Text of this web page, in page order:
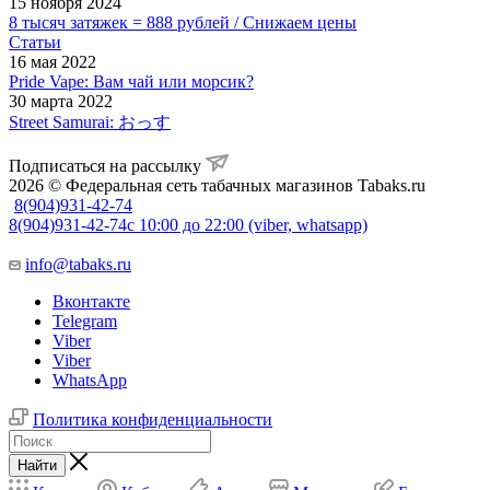
8 тысяч затяжек = 888 рублей / Снижаем цены
Статьи
16 мая 2022
Pride Vape: Вам чай или морсик?
30 марта 2022
Street Samurai: おっす
Подписаться на рассылку
2026 © Федеральная сеть табачных магазинов Tabaks.ru
8(904)931-42-74
8(904)931-42-74с 10:00 до 22:00 (viber, whatsapp)
info@tabaks.ru
Вконтакте
Telegram
Viber
Viber
WhatsApp
Политика конфиденциальности
Найти